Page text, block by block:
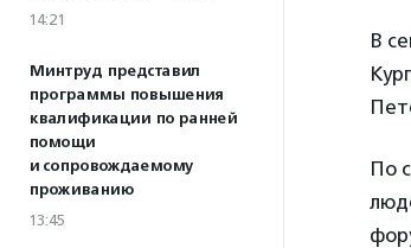
14:21
Минтруд представил
программы повышения
квалификации по ранней
помощи
и сопровождаемому
проживанию
13:45
В
По